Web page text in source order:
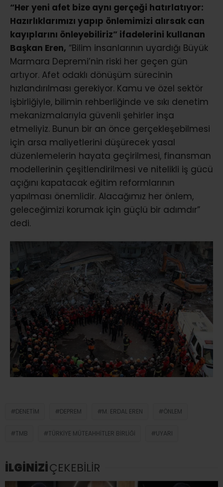
“Her yeni afet bize aynı gerçeği hatırlatıyor:
Hazırlıklarımızı yapıp önlemimizi alırsak can
kayıplarını önleyebiliriz” ifadelerini kullanan
Başkan Eren, “Bilim insanlarının uyardığı Büyük
Marmara Depremi’nin riski her geçen gün
artıyor. Afet odaklı dönüşüm sürecinin
hızlandırılması gerekiyor. Kamu ve özel sektör
işbirliğiyle, bilimin rehberliğinde ve sıkı denetim
mekanizmalarıyla güvenli şehirler inşa
etmeliyiz. Bunun bir an önce gerçekleşebilmesi
için arsa maliyetlerini düşürecek yasal
düzenlemelerin hayata geçirilmesi, finansman
modellerinin çeşitlendirilmesi ve nitelikli iş gücü
açığını kapatacak eğitim reformlarının
yapılması önemlidir. Alacağımız her önlem,
geleceğimizi korumak için güçlü bir adımdır”
dedi.
DENETIM DEPREM M. ERDAL EREN ÖNLEM
TMB TÜRKIYE MÜTEAHHITLER BIRLIĞI UYARI
İLGİNİZİÇEKEBİLİR